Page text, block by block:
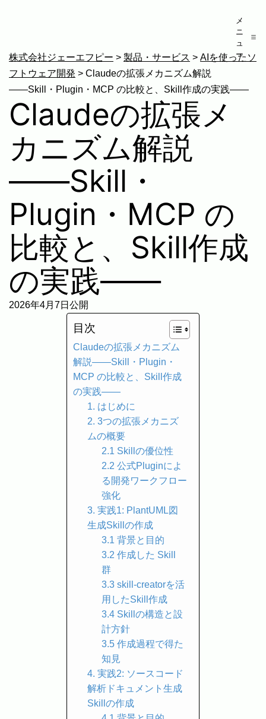
メ
ニ
ュ
ー
株式会社ジェーエフピー > 製品・サービス > AIを使ったソ
フトウェア開発 > Claudeの拡張メカニズム解説
――Skill・Plugin・MCP の比較と、Skill作成の実践――
Claudeの拡張メ
カニズム解説
――Skill・
Plugin・MCP の
比較と、Skill作成
の実践――
2026年4月7日公開
目次
Claudeの拡張メカニズム
解説――Skill・Plugin・
MCP の比較と、Skill作成
の実践――
1. はじめに
2. 3つの拡張メカニズ
ムの概要
2.1 Skillの優位性
2.2 公式Pluginによ
る開発ワークフロー
強化
3. 実践1: PlantUML図
生成Skillの作成
3.1 背景と目的
3.2 作成した Skill
群
3.3 skill-creatorを活
用したSkill作成
3.4 Skillの構造と設
計方針
3.5 作成過程で得た
知見
4. 実践2: ソースコード
解析ドキュメント生成
Skillの作成